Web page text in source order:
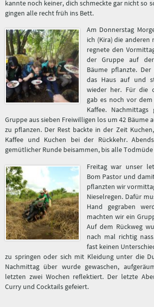
kannte noch keiner, dich schmeckte gar nicht so
gingen alle recht früh ins Bett.
Am Donnerstag
ich (Kira) die anderen
regnete den
der Gruppe auf
Bäume pflanzte.
das Haus auf und
wieder her. Für die
gab es noch vor
Kaffee.
Gruppe aus sieben Freiwilligen los um 42 Bäume
zu pflanzen. Der Rest backte in der Zeit
Kaffee und Kuchen bei der Rückkehr.
gemütlicher Runde beisammen, bis alle
Freitag war unser
Bom Pastor und
pflanzten wir
Nieselregen. Dafür
Hand gegraben
machten wir ein
Auf dem Rückweg
nach mal richtig
fast keinen
zu springen oder sich mit Kleidung unter die
Nachmittag über wurde gewaschen,
letzten zwei Wochen reflektiert. Der letzte
Curry und Cocktails gefeiert.